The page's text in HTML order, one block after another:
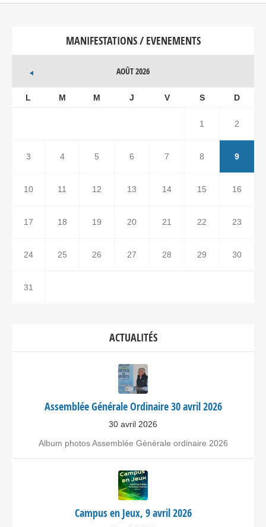
MANIFESTATIONS / EVENEMENTS
AOÛT 2026
L M M J V S D
1 2
3 4 5 6 7 8 9
10 11 12 13 14 15 16
17 18 19 20 21 22 23
24 25 26 27 28 29 30
31
ACTUALITÉS
Assemblée Générale Ordinaire 30 avril 2026
30 avril 2026
Album photos Assemblée Générale ordinaire 2026
Campus en Jeux, 9 avril 2026